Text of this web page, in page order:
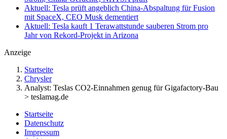
Aktuell: Tesla prüft angeblich China-Abspaltung für Fusion
mit SpaceX, CEO Musk dementiert
Aktuell: Tesla kauft 1 Terawattstunde sauberen Strom pro
Jahr von Rekord-Projekt in Arizona
Anzeige
Startseite
Chrysler
Analyst: Teslas CO2-Einnahmen genug für Gigafactory-Bau
> teslamag.de
Startseite
Datenschutz
Impressum